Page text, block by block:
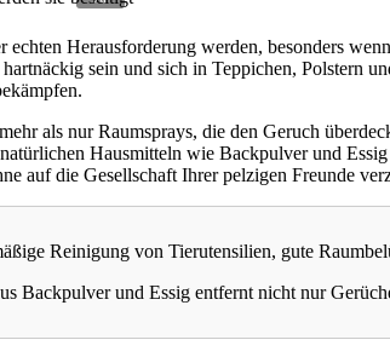
echten Herausforderung werden, besonders
sein und sich in Teppichen, Polstern
als nur Raumsprays, die den Geruch
Hausmitteln wie Backpulver und
auf die Gesellschaft Ihrer pelzigen Freunde
Reinigung von Tierutensilien, gute
Backpulver und Essig entfernt nicht nur